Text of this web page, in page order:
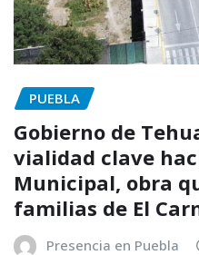
PUEBLA
Gobierno de
vialidad clave
Municipal, obra
familias de El
Presencia en Puebla